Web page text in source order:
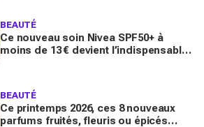
BEAUTÉ
Ce nouveau soin Nivea SPF50+ à
moins de 13 € devient l’indispensable
BEAUTÉ
Ce printemps 2026, ces 8 nouveaux
parfums fruités, fleuris ou épicés